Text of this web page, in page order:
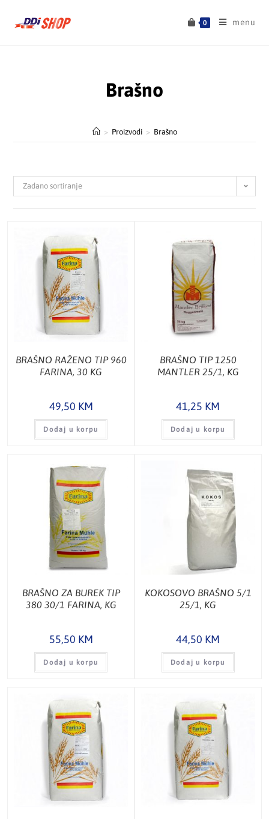
0 menu
Brašno
> Proizvodi > Brašno
Zadano sortiranje
BRAŠNO RAŽENO TIP 960
FARINA, 30 KG
49,50 KM
Dodaj u korpu
BRAŠNO TIP 1250
MANTLER 25/1, KG
41,25 KM
Dodaj u korpu
BRAŠNO ZA BUREK TIP
380 30/1 FARINA, KG
55,50 KM
Dodaj u korpu
KOKOSOVO BRAŠNO 5/1
25/1, KG
44,50 KM
Dodaj u korpu